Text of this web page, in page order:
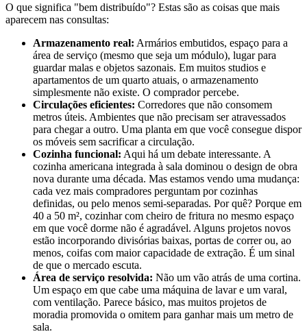
O que significa "bem distribuído"? Estas são as coisas que mais
aparecem nas consultas:
Armazenamento real: Armários embutidos, espaço para a
área de serviço (mesmo que seja um módulo), lugar para
guardar malas e objetos sazonais. Em muitos studios e
apartamentos de um quarto atuais, o armazenamento
simplesmente não existe. O comprador percebe.
Circulações eficientes: Corredores que não consomem
metros úteis. Ambientes que não precisam ser atravessados
para chegar a outro. Uma planta em que você consegue dispor
os móveis sem sacrificar a circulação.
Cozinha funcional: Aqui há um debate interessante. A
cozinha americana integrada à sala dominou o design de obra
nova durante uma década. Mas estamos vendo uma mudança:
cada vez mais compradores perguntam por cozinhas
definidas, ou pelo menos semi-separadas. Por quê? Porque em
40 a 50 m², cozinhar com cheiro de fritura no mesmo espaço
em que você dorme não é agradável. Alguns projetos novos
estão incorporando divisórias baixas, portas de correr ou, ao
menos, coifas com maior capacidade de extração. É um sinal
de que o mercado escuta.
Área de serviço resolvida: Não um vão atrás de uma cortina.
Um espaço em que cabe uma máquina de lavar e um varal,
com ventilação. Parece básico, mas muitos projetos de
moradia promovida o omitem para ganhar mais um metro de
sala.